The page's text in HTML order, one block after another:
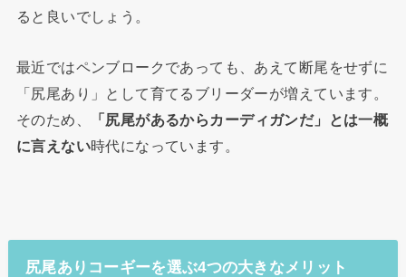
ると良いでしょう。
最近ではペンブロークであっても、あえて断尾をせずに
「尻尾あり」として育てるブリーダーが増えています。
そのため、
「尻尾があるからカーディガンだ」とは一概
に言えない時代になっています。
尻尾ありコーギーを選ぶ4つの大きなメリット